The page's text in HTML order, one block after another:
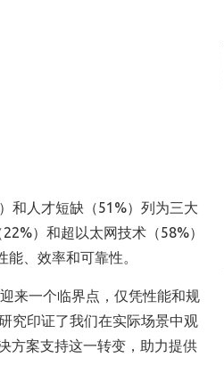
）和人才短缺（51%）列为三大
22%）和超以太网技术（58%）
能、效率和可靠性。
来一个临界点，仅凭性能和规
究印证了我们在实际场景中观
方案支持这一转变，助力提供